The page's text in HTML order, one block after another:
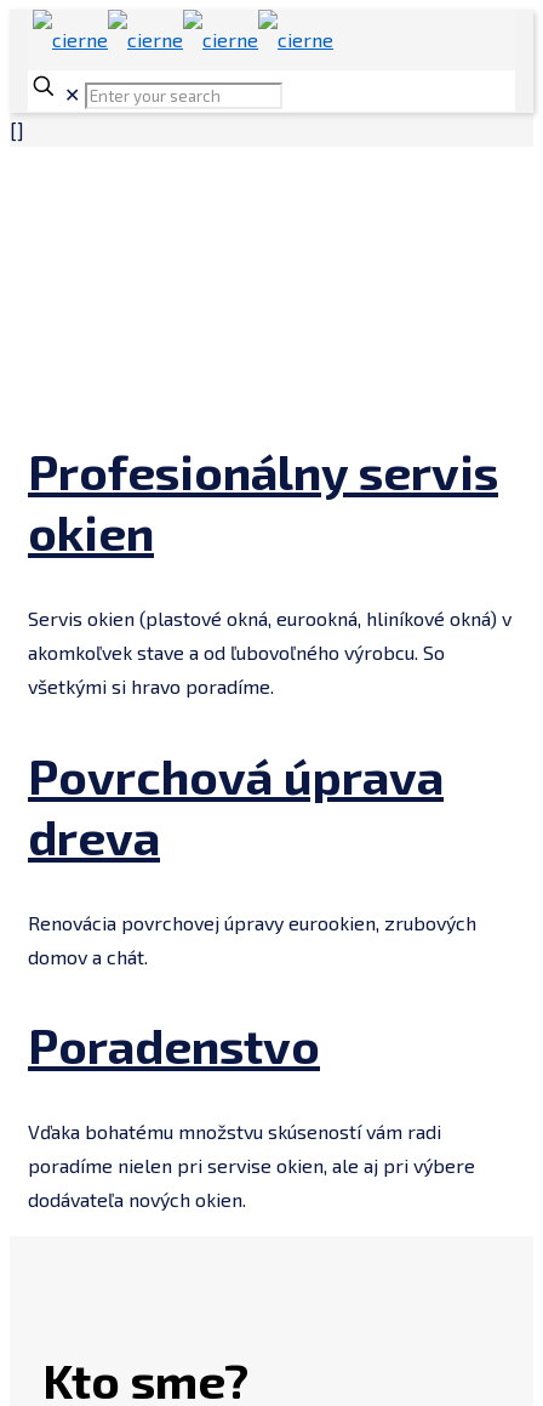
✕
[]
Profesionálny servis
okien
Servis okien (plastové okná, eurookná, hliníkové okná) v
akomkoľvek stave a od ľubovoľného výrobcu. So
všetkými si hravo poradíme.
Povrchová úprava
dreva
Renovácia povrchovej úpravy eurookien, zrubových
domov a chát.
Poradenstvo
Vďaka bohatému množstvu skúseností vám radi
poradíme nielen pri servise okien, ale aj pri výbere
dodávateľa nových okien.
Kto sme?